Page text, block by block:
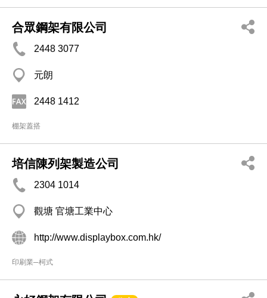
合眾鋼架有限公司
2448 3077
元朗
2448 1412
棚架蓋搭
培信陳列架製造公司
2304 1014
觀塘 官塘工業中心
http://www.displaybox.com.hk/
印刷業─柯式